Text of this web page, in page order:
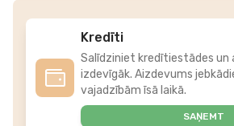
Kredīti
Salīdziniet kredītiestādes un
izdevīgāk. Aizdevums
vajadzībām īsā laikā.
SAŅEMT